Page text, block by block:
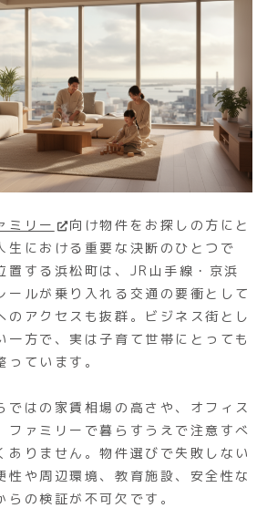
ミリー
向け物件をお探しの方にと
生における重要な決断のひとつで
置する浜松町は、JR山手線・京浜
ールが乗り入れる交通の要衝として
のアクセスも抜群。ビジネス街とし
一方で、実は子育て世帯にとっても
ています。
ではの家賃相場の高さや、オフィス
ファミリーで暮らすうえで注意すべ
ありません。物件選びで失敗しない
性や周辺環境、教育施設、安全性な
らの検証が不可欠です。